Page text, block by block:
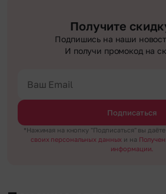
Получите
Подпишись на наши
И получи промокод на
Подписаться
*Нажимая на кнопку "Подписаться" вы даёте
своих персональных данных и на
информации.